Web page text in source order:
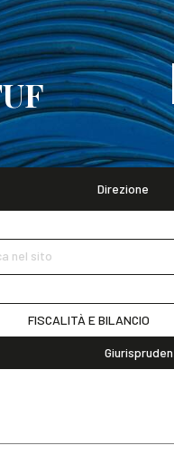
Direzione
nel sito
FISCALITÀ E BILANCIO